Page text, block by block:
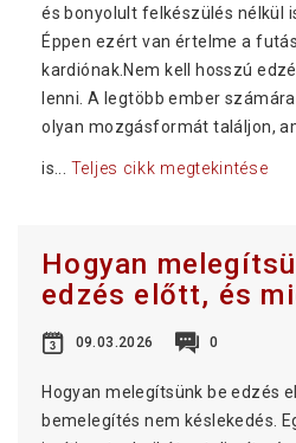
és bonyolult felkészülés nélkül
Éppen ezért van értelme a
kardiónak.Nem kell hosszú
lenni. A legtöbb ember
olyan mozgásformát találjon,
is... Teljes cikk megtekintése
Hogyan
edzés előtt, és
09.03.2026 0
Hogyan melegítsünk be edzés
bemelegítés nem késlekedés.